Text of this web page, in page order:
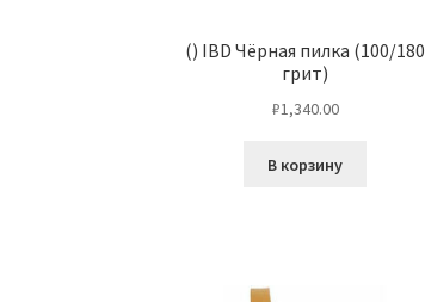
() IBD Чёрная пилка (100/180
грит)
₽1,340.00
В корзину